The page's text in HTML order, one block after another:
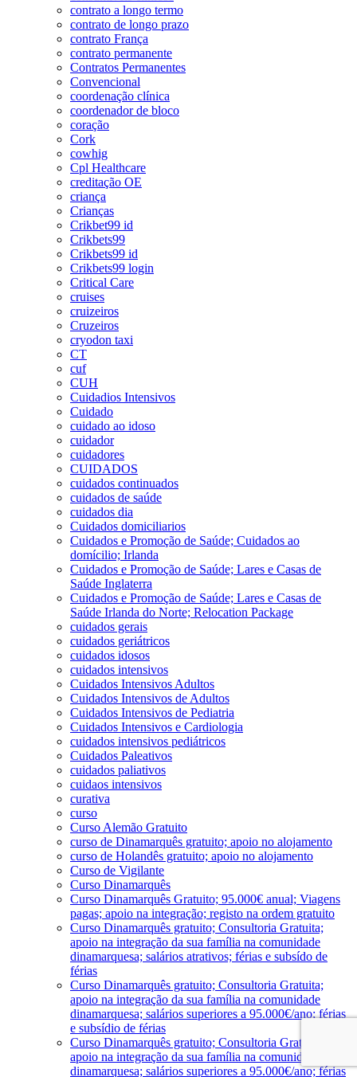
contrato a longo termo
contrato de longo prazo
contrato França
contrato permanente
Contratos Permanentes
Convencional
coordenação clínica
coordenador de bloco
coração
Cork
cowhig
Cpl Healthcare
creditação OE
criança
Crianças
Crikbet99 id
Crikbets99
Crikbets99 id
Crikbets99 login
Critical Care
cruises
cruizeiros
Cruzeiros
cryodon taxi
CT
cuf
CUH
Cuidadios Intensivos
Cuidado
cuidado ao idoso
cuidador
cuidadores
CUIDADOS
cuidados continuados
cuidados de saúde
cuidados dia
Cuidados domiciliarios
Cuidados e Promoção de Saúde; Cuidados ao
domícilio; Irlanda
Cuidados e Promoção de Saúde; Lares e Casas de
Saúde Inglaterra
Cuidados e Promoção de Saúde; Lares e Casas de
Saúde Irlanda do Norte; Relocation Package
cuidados gerais
cuidados geriátricos
cuidados idosos
cuidados intensivos
Cuidados Intensivos Adultos
Cuidados Intensivos de Adultos
Cuidados Intensivos de Pediatria
Cuidados Intensivos e Cardiologia
cuidados intensivos pediátricos
Cuidados Paleativos
cuidados paliativos
cuidaos intensivos
curativa
curso
Curso Alemão Gratuito
curso de Dinamarquês gratuito; apoio no alojamento
curso de Holandês gratuito; apoio no alojamento
Curso de Vigilante
Curso Dinamarquês
Curso Dinamarquês Gratuito; 95.000€ anual; Viagens
pagas; apoio na integração; registo na ordem gratuito
Curso Dinamarquês gratuito; Consultoria Gratuita;
apoio na integração da sua família na comunidade
dinamarquesa; salários atrativos; férias e subsído de
férias
Curso Dinamarquês gratuito; Consultoria Gratuita;
apoio na integração da sua família na comunidade
dinamarquesa; salários superiores a 95.000€/ano; férias
e subsídio de férias
Curso Dinamarquês gratuito; Consultoria Gratuita;
apoio na integração da sua família na comunidade
dinamarquesa; salários superiores a 95.000€/ano; férias